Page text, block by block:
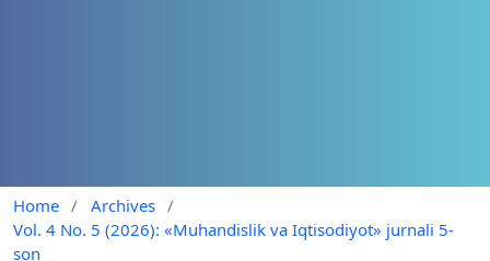
Home / Archives /
Vol. 4 No. 5 (2026): «Muhandislik va Iqtisodiyot» jurnali 5-
son